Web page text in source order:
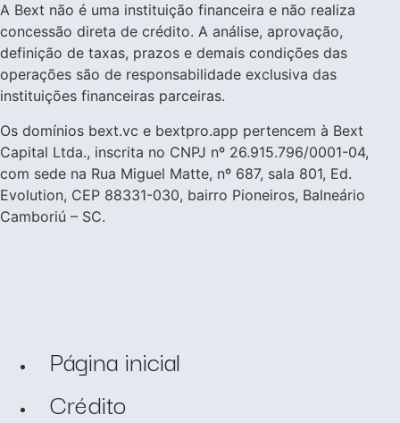
A Bext não é uma instituição financeira e não realiza
concessão direta de crédito. A análise, aprovação,
definição de taxas, prazos e demais condições das
operações são de responsabilidade exclusiva das
instituições financeiras parceiras.
Os domínios bext.vc e bextpro.app pertencem à Bext
Capital Ltda., inscrita no CNPJ nº 26.915.796/0001-04,
com sede na Rua Miguel Matte, nº 687, sala 801, Ed.
Evolution, CEP 88331-030, bairro Pioneiros, Balneário
Camboriú – SC.
Página inicial
Crédito